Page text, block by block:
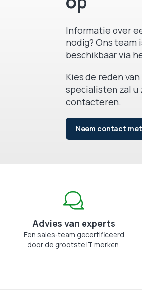
Informatie over
nodig? Ons team
beschikbaar via
Kies de reden
specialisten zal u
contacteren.
Neem contact met
Advies van experts
Een sales-team gecertificeerd
door de grootste IT merken.